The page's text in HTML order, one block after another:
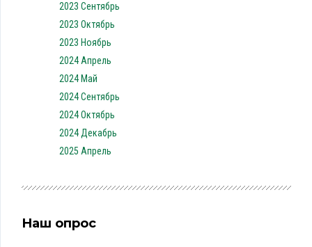
2023 Сентябрь
2023 Октябрь
2023 Ноябрь
2024 Апрель
2024 Май
2024 Сентябрь
2024 Октябрь
2024 Декабрь
2025 Апрель
Наш опрос